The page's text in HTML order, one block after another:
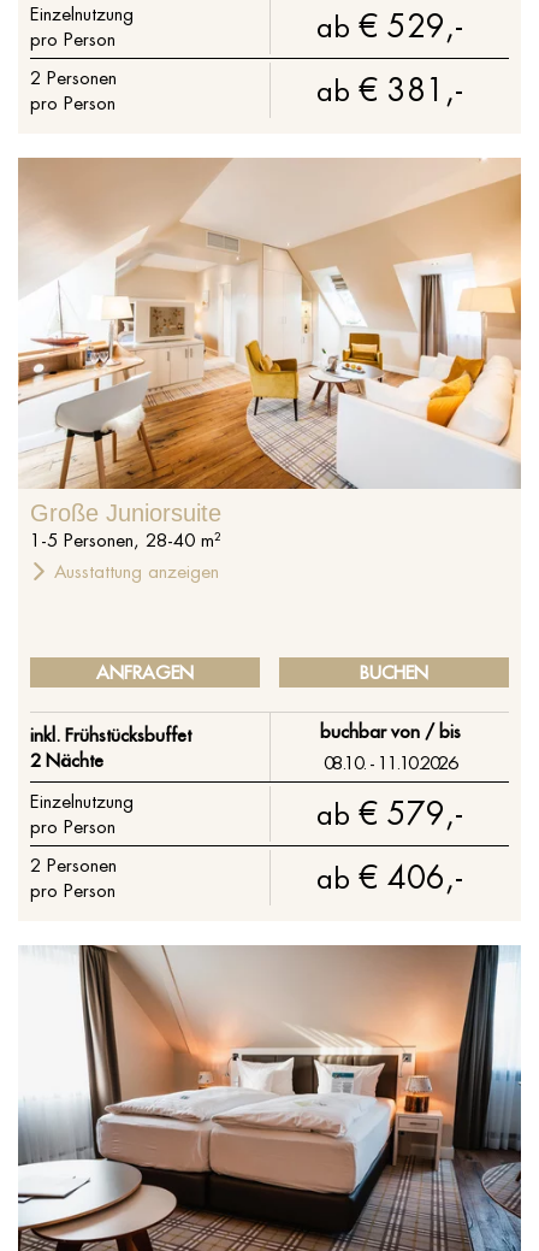
Einzelnutzung
pro Person
ab € 529,-
2 Personen
pro Person
ab € 381,-
Große Juniorsuite
1 -5 Personen, 28-40 m²
Ausstattung anzeigen
ANFRAGEN BUCHEN
inkl. Frühstücksbuffet
2 Nächte
buchbar von / bis
08.10. - 11.10.2026
Einzelnutzung
pro Person
ab € 579,-
2 Personen
pro Person
ab € 406,-